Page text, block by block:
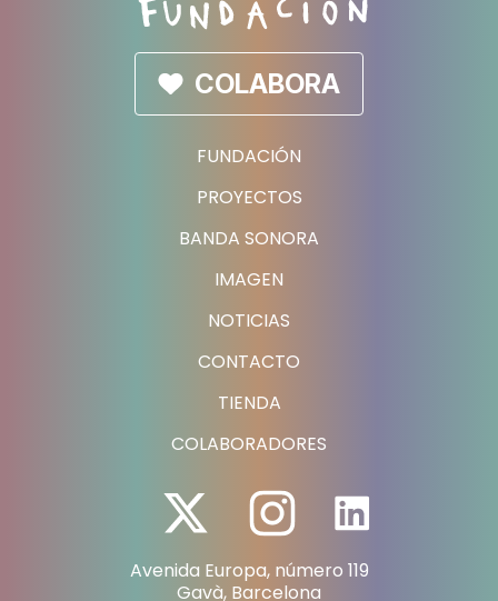
FUNDACIÓN
PROYECTOS
BANDA SONORA
IMAGEN
NOTICIAS
CONTACTO
TIENDA
COLABORADORES
COLABORA
Avenida Europa, número 119
Gavà, Barcelona